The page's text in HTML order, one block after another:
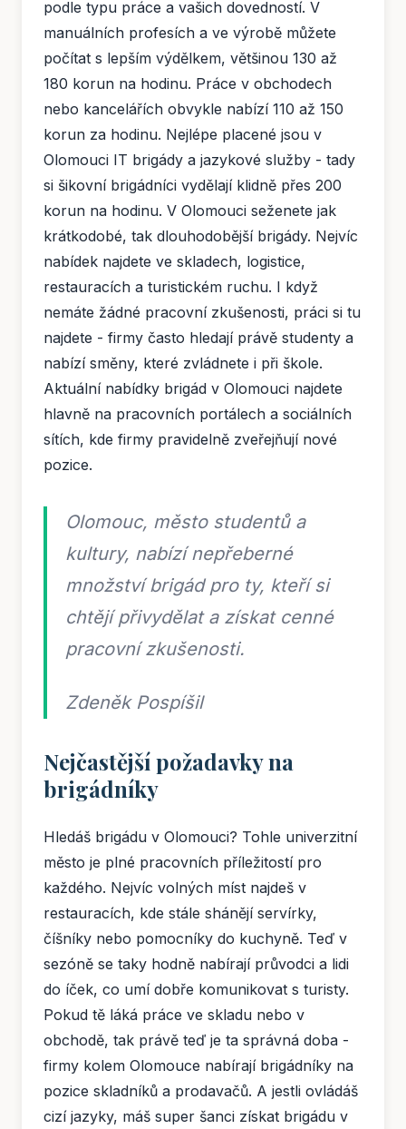
podle typu práce a vašich dovedností. V
manuálních profesích a ve výrobě můžete
počítat s lepším výdělkem, většinou 130 až
180 korun na hodinu. Práce v obchodech
nebo kancelářích obvykle nabízí 110 až 150
korun za hodinu. Nejlépe placené jsou v
Olomouci IT brigády a jazykové služby - tady
si šikovní brigádníci vydělají klidně přes 200
korun na hodinu. V Olomouci seženete jak
krátkodobé, tak dlouhodobější brigády. Nejvíc
nabídek najdete ve skladech, logistice,
restauracích a turistickém ruchu. I když
nemáte žádné pracovní zkušenosti, práci si tu
najdete - firmy často hledají právě studenty a
nabízí směny, které zvládnete i při škole.
Aktuální nabídky brigád v Olomouci najdete
hlavně na pracovních portálech a sociálních
sítích, kde firmy pravidelně zveřejňují nové
pozice.
Olomouc, město studentů a
kultury, nabízí nepřeberné
množství brigád pro ty, kteří si
chtějí přivydělat a získat cenné
pracovní zkušenosti.
Zdeněk Pospíšil
Nejčastější požadavky na
brigádníky
Hledáš brigádu v Olomouci? Tohle univerzitní
město je plné pracovních příležitostí pro
každého. Nejvíc volných míst najdeš v
restauracích, kde stále shánějí servírky,
číšníky nebo pomocníky do kuchyně. Teď v
sezóně se taky hodně nabírají průvodci a lidi
do íček, co umí dobře komunikovat s turisty.
Pokud tě láká práce ve skladu nebo v
obchodě, tak právě teď je ta správná doba -
firmy kolem Olomouce nabírají brigádníky na
pozice skladníků a prodavačů. A jestli ovládáš
cizí jazyky, máš super šanci získat brigádu v